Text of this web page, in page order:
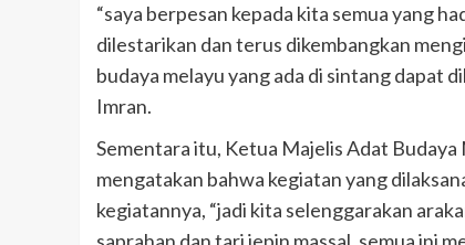
“saya berpesan kepada kita semua yang
dilestarikan dan terus dikembangkan
budaya melayu yang ada di sintang dapat
Imran.
Sementara itu, Ketua Majelis Adat
mengatakan bahwa kegiatan yang
kegiatannya, “jadi kita selenggarakan